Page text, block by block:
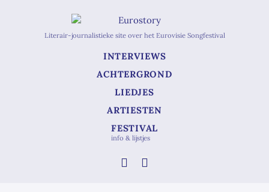
Literair-journalistieke site over het Eurovisie Songfestival
INTERVIEWS
ACHTERGROND
LIEDJES
ARTIESTEN
FESTIVAL
info & lijstjes